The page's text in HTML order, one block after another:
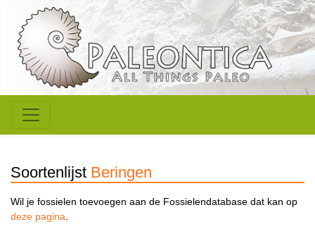
Soortenlijst Beringen
Wil je fossielen toevoegen aan de Fossielendatabase dat kan op
deze pagina.